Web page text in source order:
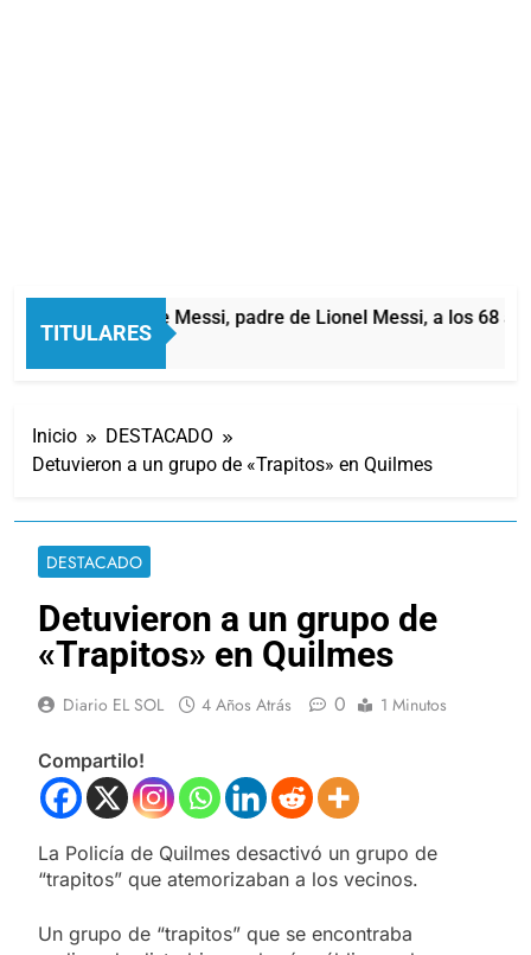
TITULARES
Murió Jorge Messi, padre de Lionel Messi, a los 68
2 Horas Atrás
Inicio
DESTACADO
Detuvieron a un grupo de «Trapitos» en Quilmes
DESTACADO
Detuvieron a un grupo de
«Trapitos» en Quilmes
Diario EL SOL 4 Años Atrás 0 1 Minutos
Compartilo!
La Policía de Quilmes desactivó un grupo de
“trapitos” que atemorizaban a los vecinos.
Un grupo de “trapitos” que se encontraba